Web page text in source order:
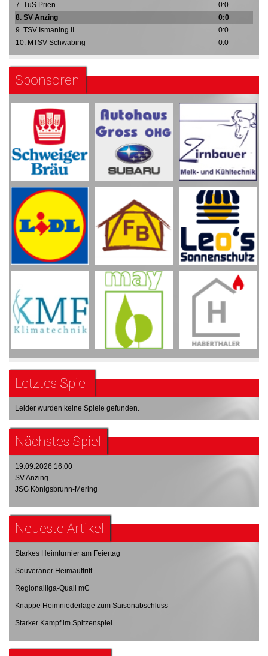
7. TuS Prien
0:0
8. SV Anzing
0:0
9. TSV Ismaning II
0:0
10. MTSV Schwabing
0:0
Sponsoren
Letztes Spiel
Leider wurden keine Spiele gefunden.
Nächstes Spiel
19.09.2026 16:00
SV Anzing
JSG Königsbrunn-Mering
Neueste Artikel
Starkes Heimturnier am Feiertag
Souveräner Heimauftritt
Regionalliga-Quali mC
Knappe Heimniederlage zum Saisonabschluss
Starker Kampf im Spitzenspiel